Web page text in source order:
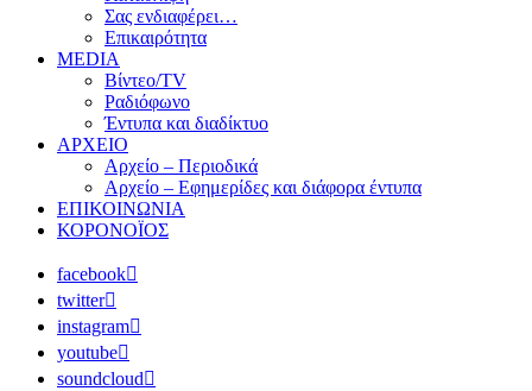
Σας ενδιαφέρει…
Επικαιρότητα
MEDIA
Βίντεο/TV
Ραδιόφωνο
Έντυπα και διαδίκτυο
ΑΡΧΕΙΟ
Αρχείο – Περιοδικά
Αρχείο – Εφημερίδες και διάφορα έντυπα
ΕΠΙΚΟΙΝΩΝΙΑ
ΚΟΡΟΝΟΪΟΣ
facebook
twitter
instagram
youtube
soundcloud